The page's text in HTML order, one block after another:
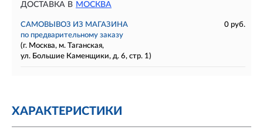
ДОСТАВКА В МОСКВА
САМОВЫВОЗ ИЗ МАГАЗИНА
0 руб.
по предварительному заказу
(г. Москва, м. Таганская,
ул. Большие Каменщики, д. 6, стр. 1)
ХАРАКТЕРИСТИКИ